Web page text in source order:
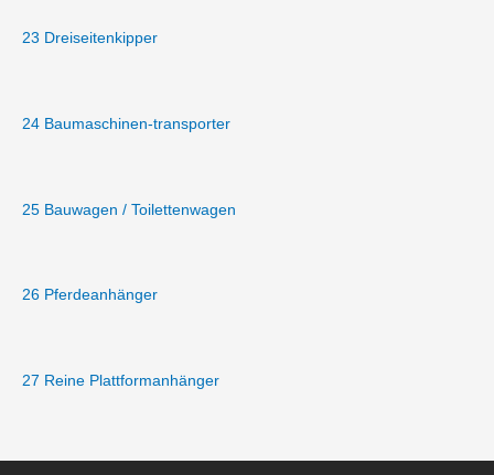
23 Dreiseitenkipper
24 Baumaschinen-transporter
25 Bauwagen / Toilettenwagen
26 Pferdeanhänger
27 Reine Plattformanhänger